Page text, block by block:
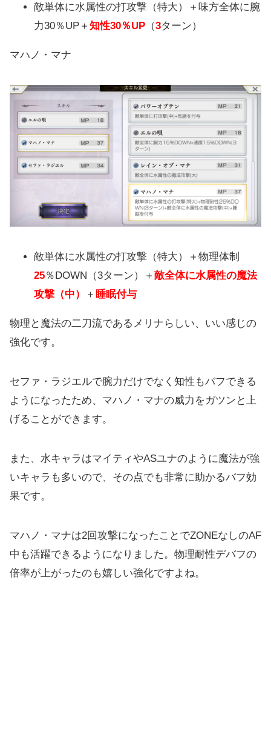
敵単体に水属性の打攻撃（特大）＋味方全体に腕
力30％UP＋ 知性30％UP （3ターン）
マハノ・マナ
敵単体に水属性の打攻撃（特大）＋物理体制
25％DOWN（3ターン）＋ 敵全体に水属性の魔法
攻撃（中）
＋ 睡眠付与
物理と魔法の二刀流であるメリナらしい、いい感じの
強化です。
セファ・ラジエルで腕力だけでなく知性もバフできる
ようになったため、マハノ・マナの威力をガツンと上
げることができます。
また、水キャラはマイティやASユナのように魔法が強
いキャラも多いので、その点でも非常に助かるバフ効
果です。
マハノ・マナは2回攻撃になったことでZONEなしのAF
中も活躍できるようになりました。物理耐性デバフの
倍率が上がったのも嬉しい強化ですよね。